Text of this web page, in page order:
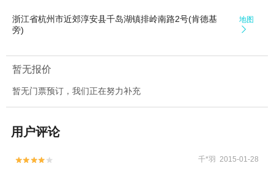
浙江省杭州市近郊淳安县千岛湖镇排岭南路2号(肯德基
旁)
地图

暂无报价
暂无门票预订，我们正在努力补充
用户评论

 千*羽 2015-01-28